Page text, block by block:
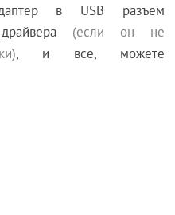
в USB разъем
(если он не
, и все, можете